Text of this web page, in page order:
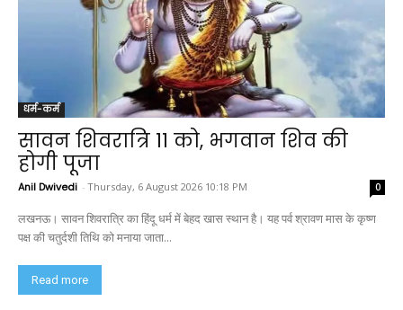
धर्म-कर्म
सावन शिवरात्रि 11 को, भगवान शिव की
होगी पूजा
Anil Dwivedi - Thursday, 6 August 2026 10:18 PM 0
लखनऊ। सावन शिवरात्रि का हिंदू धर्म में बेहद खास स्थान है। यह पर्व श्रावण मास के कृष्ण
पक्ष की चतुर्दशी तिथि को मनाया जाता...
Read more